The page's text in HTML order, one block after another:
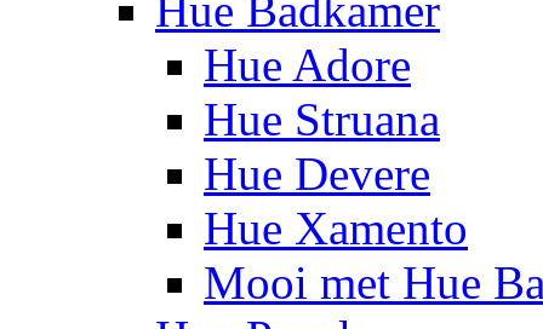
Hue Adore
Hue Struana
Hue Devere
Hue Xamento
Mooi met Hue